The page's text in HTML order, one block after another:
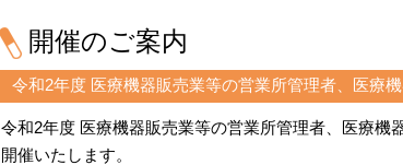
開催のご案内
令和2年度 医療機器販売業等の営業所管理者、医療
令和2年度 医療機器販売業等の営業所管理者、医療機
開催いたします。